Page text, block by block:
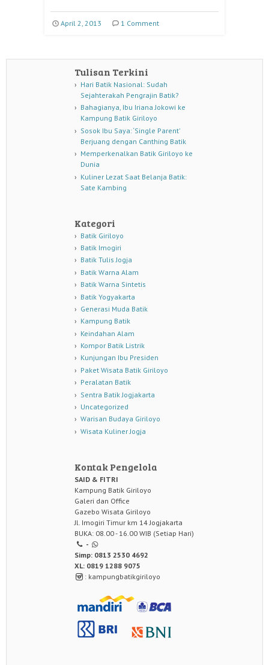
April 2, 2013 1 Comment
Tulisan Terkini
Hari Batik Nasional: Sudah
Sejahterakah Pengrajin Batik?
Bahagianya, Ibu Iriana Jokowi ke
Kampung Batik Giriloyo
Sosok Ibu Saya: ‘Single Parent’
Berjuang dengan Canthing Batik
Memperkenalkan Batik Giriloyo ke
Dunia
Kuliner Lezat Saat Belanja Batik:
Sate Kambing
Kategori
Batik Giriloyo
Batik Imogiri
Batik Tulis Jogja
Batik Warna Alam
Batik Warna Sintetis
Batik Yogyakarta
Generasi Muda Batik
Kampung Batik
Keindahan Alam
Kompor Batik Listrik
Kunjungan Ibu Presiden
Paket Wisata Batik Giriloyo
Peralatan Batik
Sentra Batik Jogjakarta
Uncategorized
Warisan Budaya Giriloyo
Wisata Kuliner Jogja
Kontak Pengelola
SAID & FITRI
Kampung Batik Giriloyo
Galeri dan Office
Gazebo Wisata Giriloyo
Jl. Imogiri Timur km 14 Jogjakarta
BUKA: 08.00 - 16.00 WIB (Setiap Hari)
-
Simp: 0813 2530 4692
XL: 0819 1288 9075
: kampungbatikgiriloyo